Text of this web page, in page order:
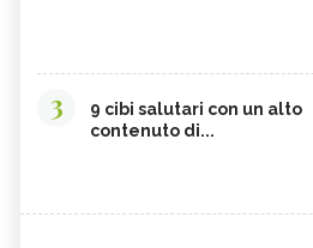
3
9 cibi salutari con un alto
contenuto di...